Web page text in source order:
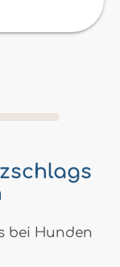
bei Hunden